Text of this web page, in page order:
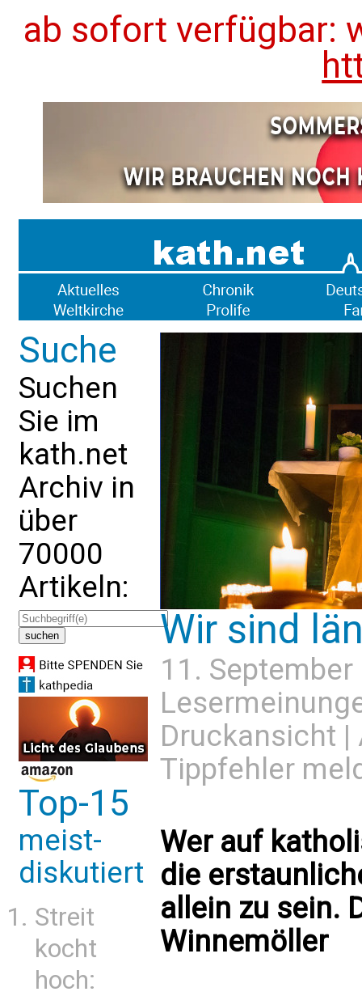
ab sofort verfügbar:
Suche
Suchen
Sie im
kath.net
Archiv in
über
70000
Artikeln:
Top-15
meist-
diskutiert
Streit
kocht
hoch:
Wir sind
11.
Druckansicht |
Tippfehler
Wer auf
die
allein zu sein.
Winnemöller